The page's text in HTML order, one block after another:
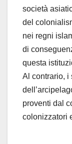
società
del
nei regni
di
questa
Al contrario, i
proventi dal
colonizzatori